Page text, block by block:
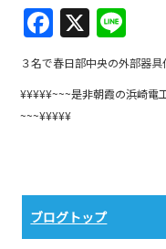
F
a
c
e
o
k
X
n
e
３名で春日部中央の外部器
¥¥¥¥¥~~~是非朝霞の浜崎電
~~~¥¥¥¥¥
ブログトップ